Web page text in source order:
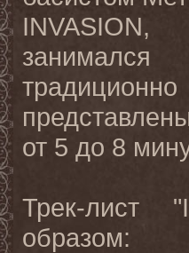
INVASION,
от 5 до 8
Трек-лист
образом: